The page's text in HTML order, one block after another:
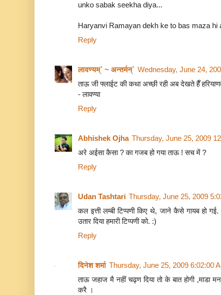
unko sabak seekha diya...
Haryanvi Ramayan dekh ke to bas maza hi
Reply
लावण्यम्` ~ अन्तर्मन्` Wednesday, June 24,
ताऊ जी फ्लाईट की कथा अच्छी रही अब देखते हैँ
- लावण्या
Reply
Abhishek Ojha Thursday, June 25, 2009
अरे अईसा कैसा ? का गजब हो गया ताऊ ! सच में ?
Reply
Udan Tashtari Thursday, June 25, 2009
कल इत्ती लम्बी टिप्पणी किए थे, जाने कैसे गायब हो
उतार दिया हमारी टिप्पणी को. :)
Reply
दिनेश शर्मा Thursday, June 25, 2009 6:02:00
ताऊ जहाज मै नहीं चढ्ण दिया तो के बात होगी ,माडा
करै ।